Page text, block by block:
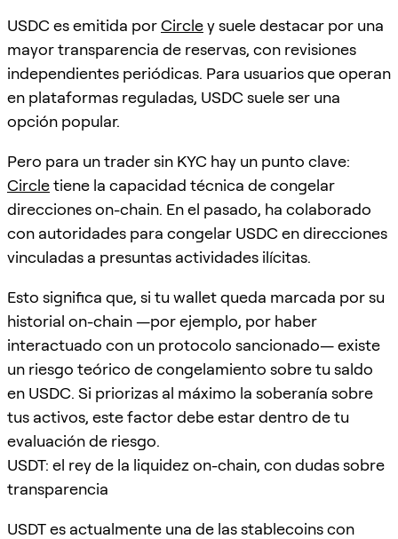
USDC es emitida porCircley suele destacar por una
mayor transparencia de reservas, con revisiones
independientes periódicas. Para usuarios que operan
en plataformas reguladas, USDC suele ser una
opción popular.
Pero para un trader sin KYC hay un punto clave:
Circletiene la capacidad técnica de congelar
direcciones on-chain. En el pasado, ha colaborado
con autoridades para congelar USDC en direcciones
vinculadas a presuntas actividades ilícitas.
Esto significa que, si tu wallet queda marcada por su
historial on-chain —por ejemplo, por haber
interactuado con un protocolo sancionado— existe
un riesgo teórico de congelamiento sobre tu saldo
en USDC. Si priorizas al máximo la soberanía sobre
tus activos, este factor debe estar dentro de tu
evaluación de riesgo.
USDT: el rey de la liquidez on-chain, con dudas sobre
transparencia
USDT es actualmente una de las stablecoins con